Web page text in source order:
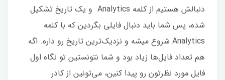
دنبالش هستیم از کلمه Analytics و یک تاریخ تشکیل
شده، پس شما باید دنبال فایلی بگردین که با کلمه
Analytics شروع میشه و نزدیک‌ترین تاریخ رو داره. اگه
هم تعداد فایل‌ها زیاد بود و شما نتونستین تو نگاه اول
فایل مورد نظرتون رو پیدا کنین، می‌تونین از کادر